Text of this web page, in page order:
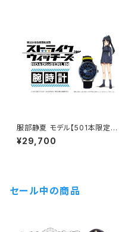
服部静夏 モデル【501本限定生
産・シリアルナンバー入り】初回
予約スペシャルBOX付
¥29,700
セール中の商品